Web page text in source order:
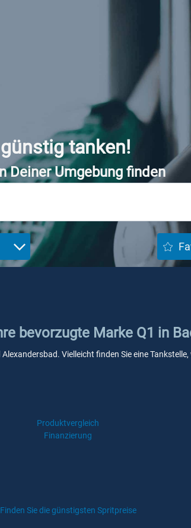
tanken!
Deiner Umgebung finden
bevorzugte Marke Q1 in
Vielleicht finden Sie eine
Produktvergleich
Finanzierung
Finden Sie die günstigsten Spritpreise